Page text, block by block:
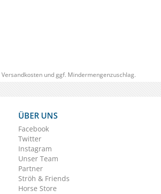
Versandkostenund ggf. Mindermengenzuschlag.
ÜBER UNS
Facebook
Twitter
Instagram
Unser Team
Partner
Ströh & Friends
Horse Store